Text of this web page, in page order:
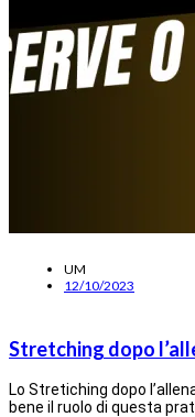
UM
12/10/2023
Stretching dopo
Lo Stretiching dopo
bene il ruolo di questa